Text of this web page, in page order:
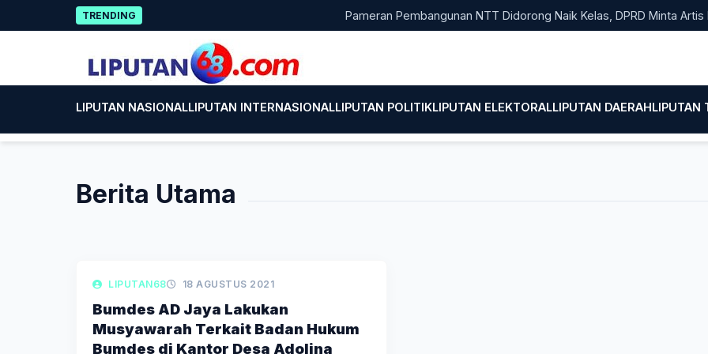
to
TRENDING Pameran Pembangunan NTT Didorong Naik Kelas, DPRD Minta Artis
LIPUTAN NASIONALLIPUTAN INTERNASIONALLIPUTAN POLITIKLIPUTAN ELEKTORALLIPUTAN DAERAHLIPUTAN
Berita Utama
LIPUTAN DAERAH
LIPUTAN68 18 AGUSTUS 2021
Bumdes AD Jaya Lakukan
Musyawarah Terkait Badan Hukum
Bumdes di Kantor Desa Adolina